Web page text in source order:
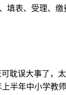
填表、受理、缴
误大事了，太
半年中小学教